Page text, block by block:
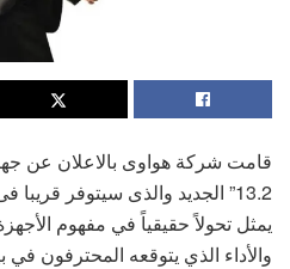
13.2” الجديد والذى سيتوفر
يمثل تحولاً حقيقياً في مفهوم
والأداء الذي يتوقعه المحترفون في